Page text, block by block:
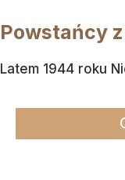
Powstańcy
Latem 1944 roku